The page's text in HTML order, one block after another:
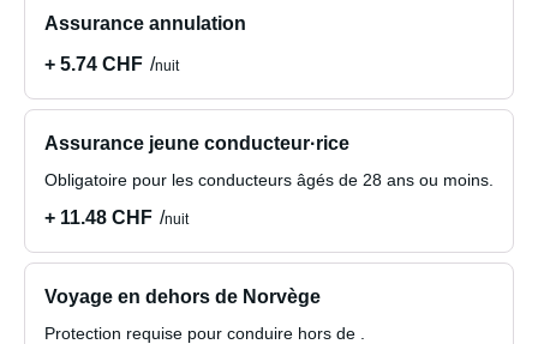
Assurance annulation
+ 5.74 CHF
nuit
Assurance jeune conducteur·rice
Obligatoire pour les conducteurs âgés de 28 ans ou moins.
+ 11.48 CHF nuit
Voyage en dehors de Norvège
Protection requise pour conduire hors de .